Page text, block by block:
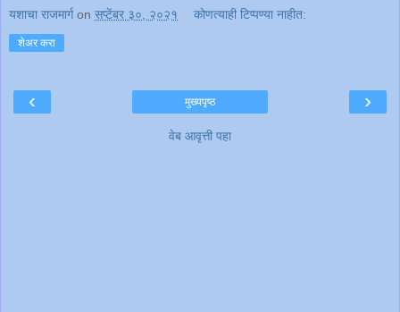
यशाचा राजमार्ग on सप्टेंबर ३०, २०२१ कोणत्याही टिप्पण्‍या नाहीत:
शेअर करा
‹ ›
मुख्यपृष्ठ
वेब आवृत्ती पहा